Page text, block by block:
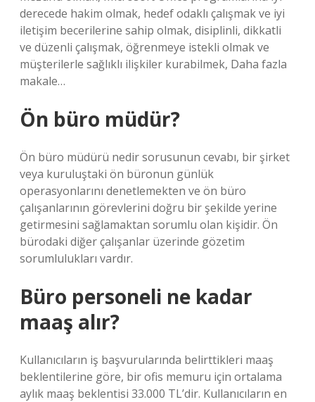
derecede hakim olmak, hedef odaklı çalışmak ve iyi
iletişim becerilerine sahip olmak, disiplinli, dikkatli
ve düzenli çalışmak, öğrenmeye istekli olmak ve
müşterilerle sağlıklı ilişkiler kurabilmek, Daha fazla
makale…
Ön büro müdür?
Ön büro müdürü nedir sorusunun cevabı, bir şirket
veya kuruluştaki ön büronun günlük
operasyonlarını denetlemekten ve ön büro
çalışanlarının görevlerini doğru bir şekilde yerine
getirmesini sağlamaktan sorumlu olan kişidir. Ön
bürodaki diğer çalışanlar üzerinde gözetim
sorumlulukları vardır.
Büro personeli ne kadar
maaş alır?
Kullanıcıların iş başvurularında belirttikleri maaş
beklentilerine göre, bir ofis memuru için ortalama
aylık maaş beklentisi 33.000 TL’dir. Kullanıcıların en